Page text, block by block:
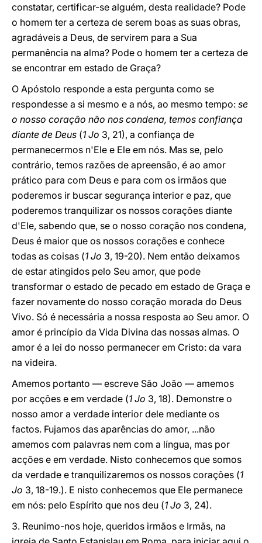
constatar, certificar-se alguém, desta realidade? Pode
o homem ter a certeza de serem boas as suas obras,
agradáveis a Deus, de servirem para a Sua
permanência na alma? Pode o homem ter a certeza de
se encontrar em estado de Graça?
O Apóstolo responde a esta pergunta como se
respondesse a si mesmo e a nós, ao mesmo tempo: se
o nosso coração não nos condena, temos confiança
diante de Deus (1 Jo 3, 21), a confiança de
permanecermos n'Ele e Ele em nós. Mas se, pelo
contrário, temos razões de apreensão, é ao amor
prático para com Deus e para com os irmãos que
poderemos ir buscar segurança interior e paz, que
poderemos tranquilizar os nossos corações diante
d'Ele, sabendo que, se o nosso coração nos condena,
Deus é maior que os nossos corações e conhece
todas as coisas (1 Jo 3, 19-20). Nem então deixamos
de estar atingidos pelo Seu amor, que pode
transformar o estado de pecado em estado de Graça e
fazer novamente do nosso coração morada do Deus
Vivo. Só é necessária a nossa resposta ao Seu amor. O
amor é princípio da Vida Divina das nossas almas. O
amor é a lei do nosso permanecer em Cristo: da vara
na videira.
Amemos portanto — escreve São João — amemos
por acções e em verdade (1 Jo 3, 18). Demonstre o
nosso amor a verdade interior dele mediante os
factos. Fujamos das aparências do amor, ...não
amemos com palavras nem com a língua, mas por
acções e em verdade. Nisto conhecemos que somos
da verdade e tranquilizaremos os nossos corações (1
Jo 3, 18-19.). E nisto conhecemos que Ele permanece
em nós: pelo Espírito que nos deu (1 Jo 3, 24).
3. Reunimo-nos hoje, queridos irmãos e Irmãs, na